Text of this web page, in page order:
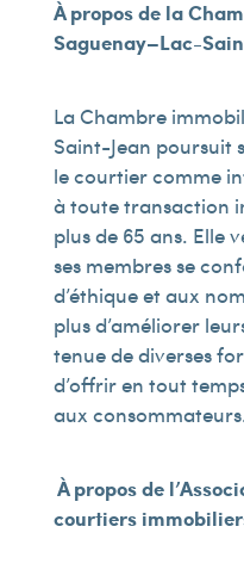
À propos de la
Saguenay–Lac-
La Chambre
Saint-Jean poursuit
le courtier comme
à toute transaction
plus de 65 ans. Elle
ses membres se
d’éthique et aux
plus d’améliorer
tenue de diverses
d’offrir en tout
aux
À propos de
courtiers